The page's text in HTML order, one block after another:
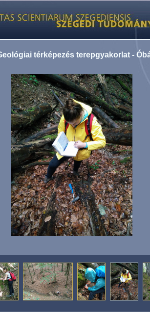
térképezés terepgyakorlat -